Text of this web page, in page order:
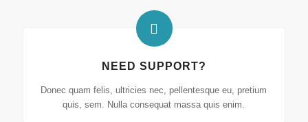
NEED SUPPORT?
Donec quam felis, ultricies nec, pellentesque eu, pretium
quis, sem. Nulla consequat massa quis enim.